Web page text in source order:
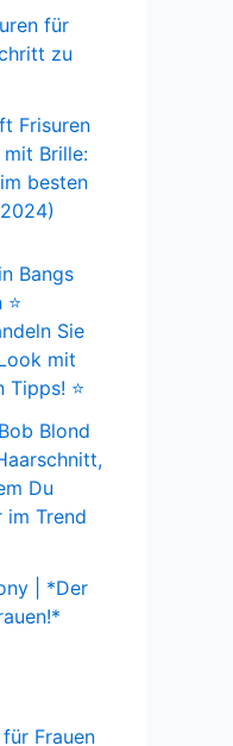
für
zu
Frisuren
Brille:
besten
Bangs
Sie
mit
Tipps! ⭐
Blond
Du
im Trend
| *Der
Frauen